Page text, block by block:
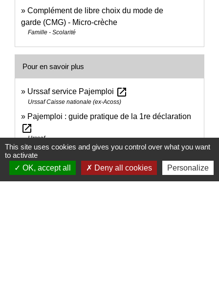
Complément de libre choix du mode de
garde (CMG) - Micro-crèche
Famille - Scolarité
Pour en savoir plus
Urssaf service Pajemploi open_in_new
Urssaf Caisse nationale (ex-Acoss)
Pajemploi : guide pratique de la 1re déclaration
open_in_new
Urssaf
Plafonds ressources complément libre choix du
mode de garde
Caisse nationale des allocations familiales (Cnaf)
This site uses cookies and gives you control over what you want
to activate
OK, accept all
Deny all cookies Personalize